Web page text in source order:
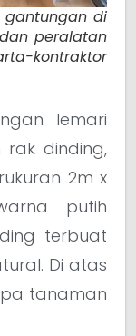
gantungan di
peralatan
kontraktor
lemari
dinding,
2m x
putih
terbuat
Di atas
tanaman